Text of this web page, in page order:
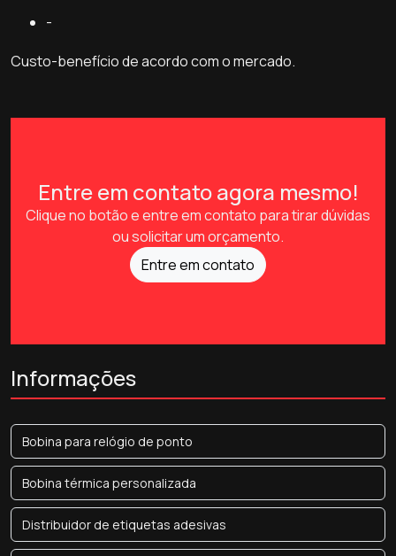
-
Custo-benefício de acordo com o mercado.
Entre em contato agora mesmo!
Clique no botão e entre em contato para tirar dúvidas
ou solicitar um orçamento.
Entre em contato
Informações
Bobina para relógio de ponto
Bobina térmica personalizada
Distribuidor de etiquetas adesivas